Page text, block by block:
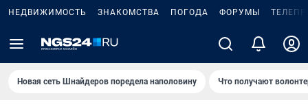
НЕДВИЖИМОСТЬ ЗНАКОМСТВА ПОГОДА ФОРУМЫ
Новая сеть Шнайдеров поредела наполовину Что получают